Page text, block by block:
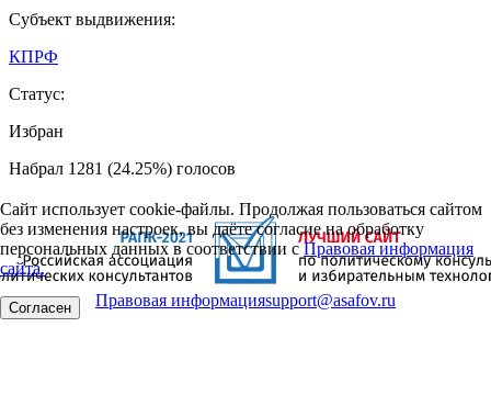
Субъект выдвижения:
КПРФ
Статус:
Избран
Набрал 1281 (24.25%) голосов
Сайт использует cookie-файлы. Продолжая пользоваться сайтом
без изменения настроек, вы даёте согласие на обработку
персональных данных в соответствии сПравовая информация
сайта.
Согласен Правовая информацияsupport@asafov.ru